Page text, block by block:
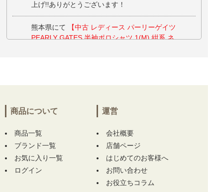
上げ!!ありがとうございます！
熊本県にて
【中古 レディース パーリーゲイツ
PEARLY GATES 半袖ポロシャツ 1(M) 紺系 ネ
DANCE WITH DRAGON ヘッドカバー ブルー
ル チェック キラキラ】
をお買い上げ!!ありが
とうございます！
福岡県にて
【未使用品 ダンスウィズドラゴン
系 ドライバー用 ドラゴンフェイス スパンコー
商品について
商品一覧
ブランド一覧
お気に入り一覧
ログイン
運営
会社概要
店舗ページ
はじめてのお客様へ
お問い合わせ
お役立ちコラム